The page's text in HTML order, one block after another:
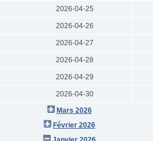
2026-04-25
2026-04-26
2026-04-27
2026-04-28
2026-04-29
2026-04-30
Mars 2026
Février 2026